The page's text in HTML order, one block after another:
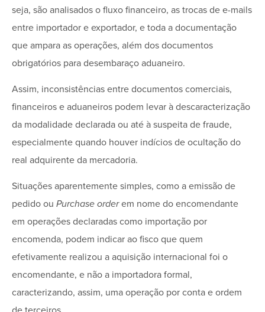
seja, são analisados o fluxo financeiro, as trocas de e-mails
entre importador e exportador, e toda a documentação
que ampara as operações, além dos documentos
obrigatórios para desembaraço aduaneiro.
Assim, inconsistências entre documentos comerciais,
financeiros e aduaneiros podem levar à descaracterização
da modalidade declarada ou até à suspeita de fraude,
especialmente quando houver indícios de ocultação do
real adquirente da mercadoria.
Situações aparentemente simples, como a emissão de
pedido ou Purchase orderem nome do encomendante
em operações declaradas como importação por
encomenda, podem indicar ao fisco que quem
efetivamente realizou a aquisição internacional foi o
encomendante, e não a importadora formal,
caracterizando, assim, uma operação por conta e ordem